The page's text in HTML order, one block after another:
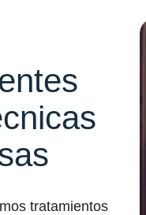
tratamientos